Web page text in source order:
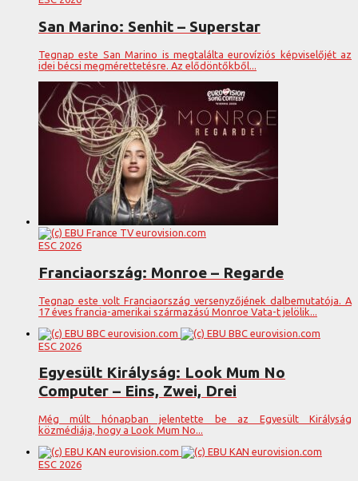
San Marino: Senhit – Superstar
Tegnap este San Marino is megtalálta eurovíziós képviselőjét az
idei bécsi megmérettetésre. Az elődöntőkből...
ESC 2026
Franciaország: Monroe – Regarde
Tegnap este volt Franciaország versenyzőjének dalbemutatója. A
17 éves francia-amerikai származású Monroe Vata-t jelölik...
ESC 2026
Egyesült Királyság: Look Mum No
Computer – Eins, Zwei, Drei
Még múlt hónapban jelentette be az Egyesült Királyság
közmédiája, hogy a Look Mum No...
ESC 2026